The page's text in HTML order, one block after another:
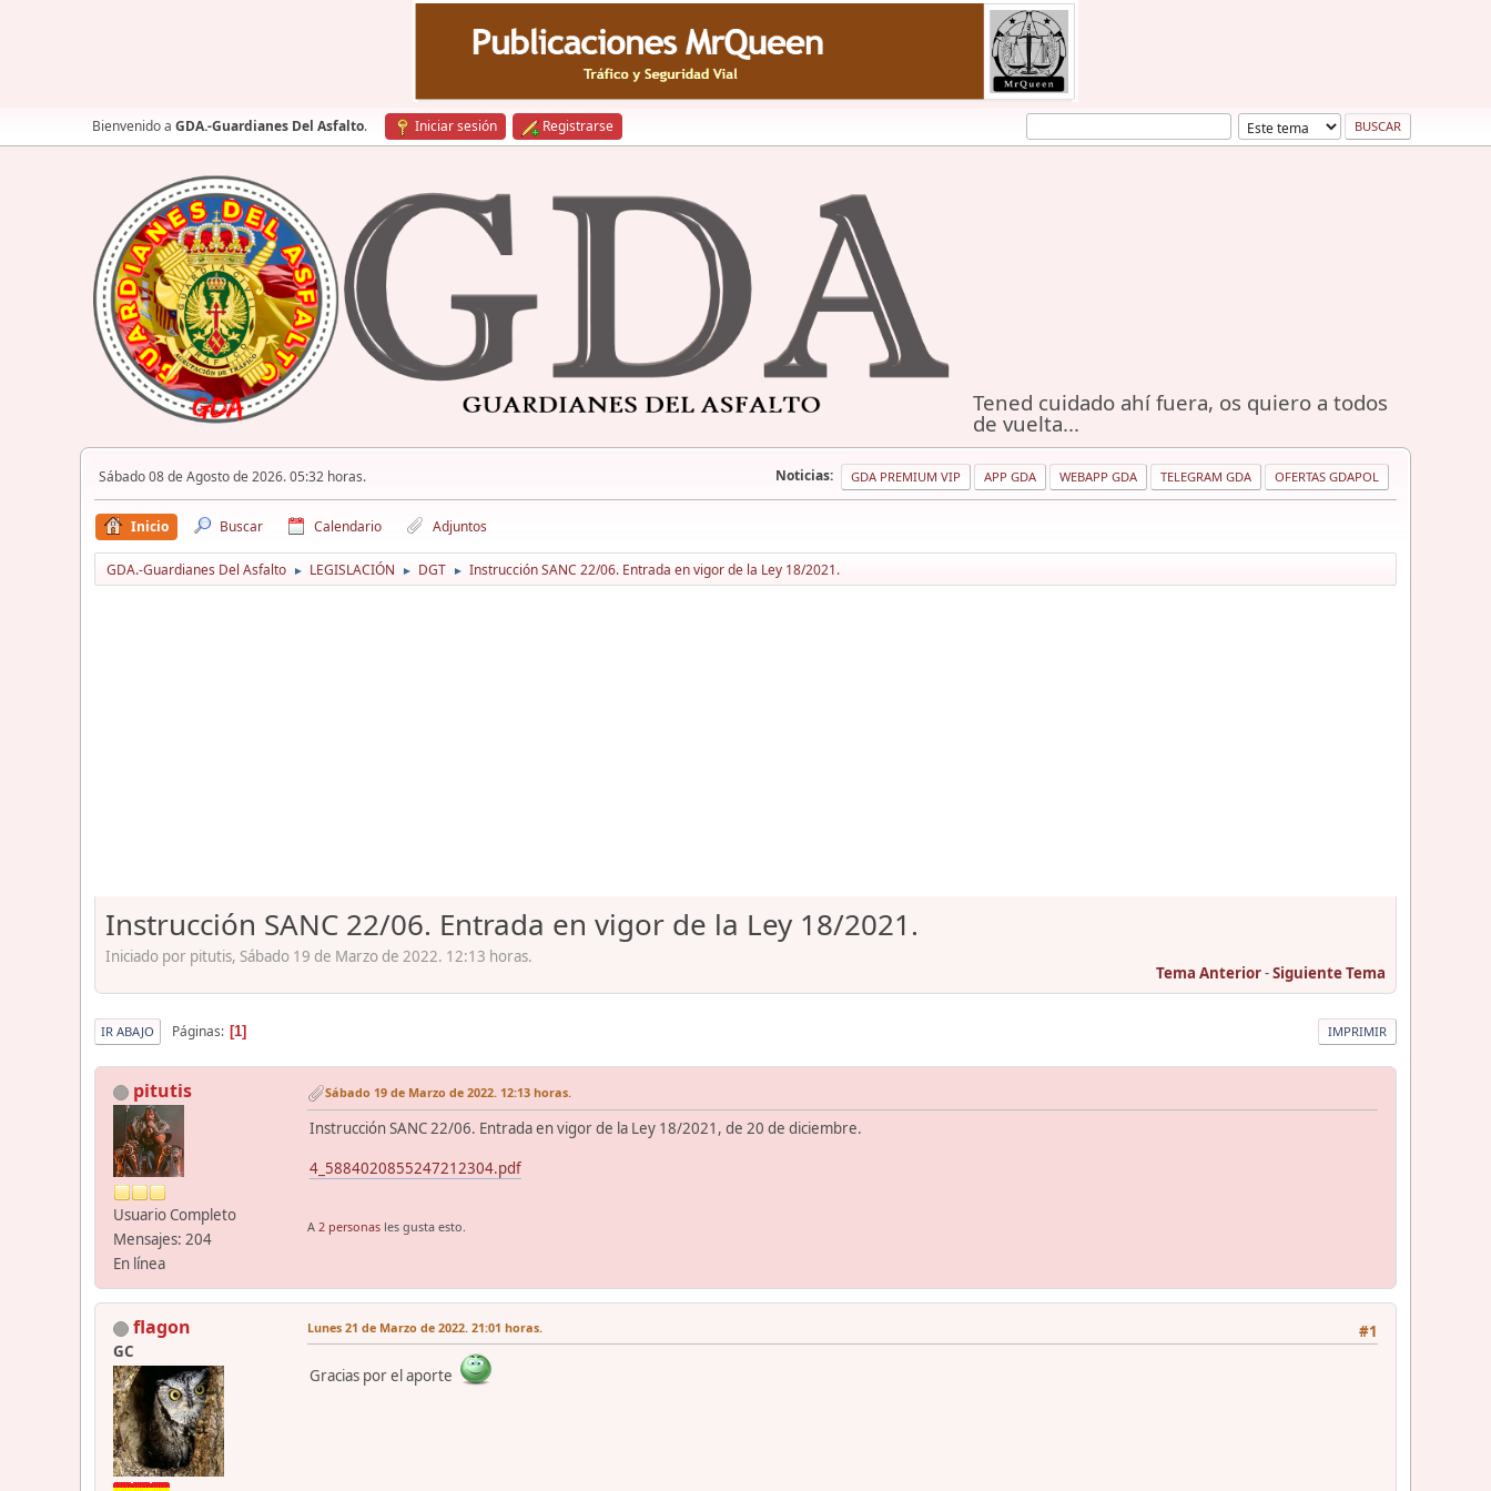
Bienvenido a GDA.-Guardianes Del Asfalto. Iniciar sesión Registrarse
Tened cuidado ahí fuera, os quiero a todos
de vuelta...
Sábado 08 de Agosto de 2026. 05:32 horas. Noticias: GDA PREMIUM VIP APP GDA WEBAPP GDA TELEGRAM GDA OFERTAS GDAPOL
Inicio Buscar Calendario Adjuntos
GDA.-Guardianes Del Asfalto ► LEGISLACIÓN ► DGT ► Instrucción SANC 22/06. Entrada en vigor de la Ley 18/2021.
Instrucción SANC 22/06. Entrada en vigor de la Ley 18/2021.
Iniciado por pitutis, Sábado 19 de Marzo de 2022. 12:13 horas.
Tema Anterior-Siguiente Tema
IMPRIMIR
IR ABAJO Páginas 1
pitutis
Usuario Completo
Mensajes: 204
En línea
Sábado 19 de Marzo de 2022. 12:13 horas.
Instrucción SANC 22/06. Entrada en vigor de la Ley 18/2021, de 20 de diciembre.
4_5884020855247212304.pdf
A 2 personas les gusta esto.
flagon
GC
#1
Lunes 21 de Marzo de 2022. 21:01 horas.
Gracias por el aporte